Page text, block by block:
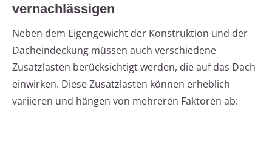
vernachlässigen
Neben dem Eigengewicht der Konstruktion und der
Dacheindeckung müssen auch verschiedene
Zusatzlasten berücksichtigt werden, die auf das Dach
einwirken. Diese Zusatzlasten können erheblich
variieren und hängen von mehreren Faktoren ab: